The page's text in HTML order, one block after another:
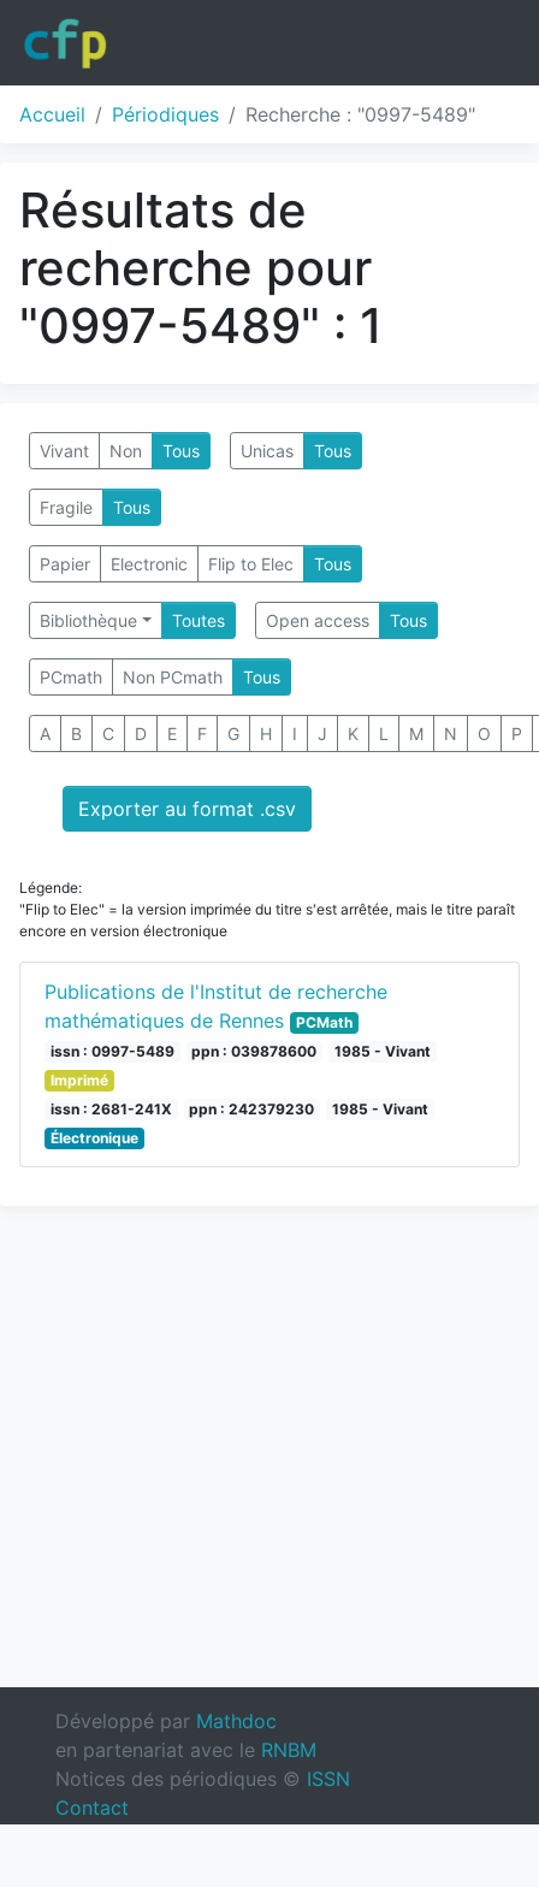
Accueil Périodiques Recherche : "0997-5489"
Résultats de
recherche pour
"0997-5489" : 1
Vivant Non Tous Unicas Tous
Fragile Tous
Papier Electronic Flip to Elec Tous
Bibliothèque Toutes Open access Tous
PCmath Non PCmath Tous
A B C D E F G H I J K L M N O P
Exporter au format .csv
Légende:
"Flip to Elec" = la version imprimée du titre s'est arrêtée, mais le titre paraît
encore en version électronique
Publications de l'Institut de recherche
mathématiques de Rennes
PCMath
issn : 0997-5489
ppn : 039878600
1985 - Vivant
Imprimé
issn : 2681-241X
ppn : 242379230
1985 - Vivant
Électronique
Développé par Mathdoc
en partenariat avec le RNBM
Notices des périodiques © ISSN
Contact